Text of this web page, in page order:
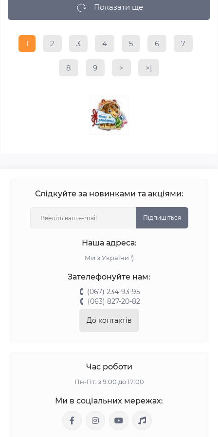
Показати ще
1 2 3 4 5 6 7
8 9 > >|
Слідкуйте за новинками та акціями:
Підпишіться
Наша адреса:
Ми з України !)
Зателефонуйте нам:
(067) 234-93-95
(063) 827-20-82
До контактів
Час роботи
Пн-Пт: з 9:00 до 17:00
Ми в соціальних мережах: